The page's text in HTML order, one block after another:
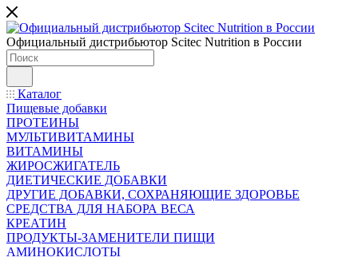
Официальный дистрибьютор Scitec Nutrition в России
Каталог
Пищевые добавки
ПРОТЕИНЫ
МУЛЬТИВИТАМИНЫ
ВИТАМИНЫ
ЖИРОСЖИГАТЕЛЬ
ДИЕТИЧЕСКИЕ ДОБАВКИ
ДРУГИЕ ДОБАВКИ, СОХРАНЯЮЩИЕ ЗДОРОВЬЕ
СРЕДСТВА ДЛЯ НАБОРА ВЕСА
КРЕАТИН
ПРОДУКТЫ-ЗАМЕНИТЕЛИ ПИЩИ
АМИНОКИСЛОТЫ